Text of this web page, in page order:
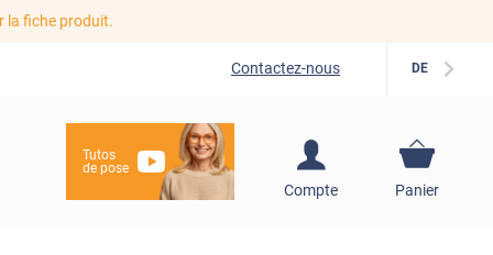
la fiche produit.
Contactez-nous DE
Tutos
de pose
Compte
S'inscrire / Se
Panier